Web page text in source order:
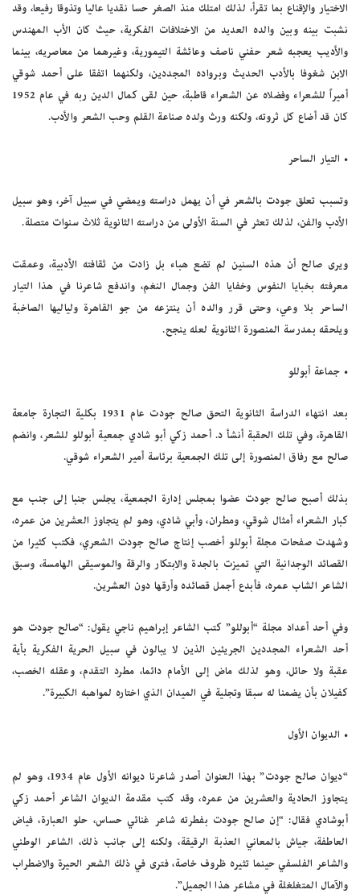
الاختيار والإقناع بما تقرأ، لذلك امتلك منذ الصغر حسا نقديا عاليا وتذوقا رفيعا، وقد
نشبت بينه وبين والده العديد من الاختلافات الفكرية، حيث كان الأب المهندس
والأديب يعجبه شعر حفني ناصف وعائشة التيمورية، وغيرهما من معاصريه، بينما
الابن شغوفا بالأدب الحديث وبرواده المجددين، ولكنهما اتفقا على أحمد شوقي
أميراً للشعراء وفضلاه عن الشعراء قاطبة، حين لقى كمال الدين ربه في عام 1952
كان قد أضاع كل ثروته، ولكنه ورث ولده صناعة القلم وحب الشعر والأدب.
• التيار الساحر
وتسبب تعلق جودت بالشعر في أن يهمل دراسته ويمضي في سبيل آخر، وهو سبيل
الأدب والفن، لذلك تعثر في السنة الأولى من دراسته الثانوية ثلاث سنوات متصلة.
ويرى صالح أن هذه السنين لم تضع هباء بل زادت من ثقافته الأدبية، وعمقت
معرفته بخبايا النفوس وخفايا الفن وجمال النغم، واندفع شاعرنا في هذا التيار
الساحر بلا وعي، وحتى قرر والده أن ينتزعه من جو القاهرة ولياليها الصاخبة
ويلحقه بمدرسة المنصورة الثانوية لعله ينجح.
• جماعة أبوللو
بعد انتهاء الدراسة الثانوية التحق صالح جودت عام 1931 بكلية التجارة جامعة
القاهرة، وفي تلك الحقبة أنشأ د. أحمد زكي أبو شادي جمعية أبوللو للشعر، وانضم
صالح مع رفاق المنصورة إلى تلك الجمعية برئاسة أمير الشعراء شوقي.
بذلك أصبح صالح جودت عضوا بمجلس إدارة الجمعية، يجلس جنبا إلى جنب مع
كبار الشعراء أمثال شوقي، ومطران، وأبي شادي، وهو لم يتجاوز العشرين من عمره،
وشهدت صفحات مجلة أبوللو أخصب إنتاج صالح جودت الشعري، فكتب كثيرا من
القصائد الوجدانية التي تميزت بالجدة والابتكار والرقة والموسيقى الهامسة، وسبق
الشاعر الشاب عمره، فأبدع أجمل قصائده وأرقها دون العشرين.
وفي أحد أعداد مجلة “أبوللو” كتب الشاعر إبراهيم ناجي يقول: “صالح جودت هو
أحد الشعراء المجددين الجريئين الذين لا يبالون في سبيل الحرية الفكرية بأية
عقبة ولا حائل، وهو لذلك ماض إلى الأمام دائما، مطرد التقدم، وعقله الخصب،
كفيلان بأن يضمنا له سبقا وتجلية في الميدان الذي اختاره لمواهبه الكبيرة”.
• الديوان الأول
“ديوان صالح جودت” بهذا العنوان أصدر شاعرنا ديوانه الأول عام 1934، وهو لم
يتجاوز الحادية والعشرين من عمره، وقد كتب مقدمة الديوان الشاعر أحمد زكي
أبوشادي فقال: “إن صالح جودت بفطرته شاعر غنائي حساس، حلو العبارة، فياض
العاطفة، جياش بالمعاني العذبة الرقيقة، ولكنه إلى جانب ذلك، الشاعر الوطني
والشاعر الفلسفي حينما تثيره ظروف خاصة، فترى في ذلك الشعر الحيرة والاضطراب
والآمال المتغلغلة في مشاعر هذا الجميل”.